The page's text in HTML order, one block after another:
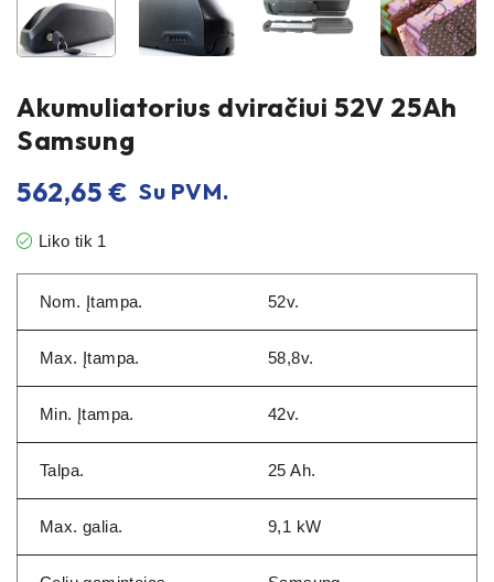
Akumuliatorius dviračiui 52V 25Ah
Samsung
562,65€ Su PVM.
Liko tik 1
Nom. Įtampa. 52v.
Max. Įtampa. 58,8v.
Min. Įtampa. 42v.
Talpa. 25 Ah.
Max. galia. 9,1 kW